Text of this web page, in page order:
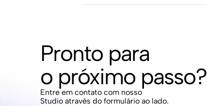
Pronto para
o próximo passo?
Entre em contato com nosso
Studio através do formulário ao lado.